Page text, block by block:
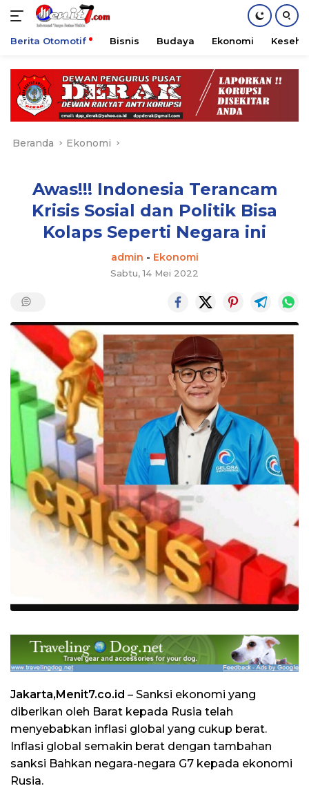
konten
Berita Otomotif Bisnis Budaya Ekonomi
Beranda Ekonomi
Awas!!! Indonesia Terancam
Krisis Sosial dan Politik Bisa
Kolaps Seperti Negara ini
admin - Ekonomi
Sabtu, 14 Mei 2022
Jakarta,Menit7.co.id – Sanksi ekonomi yang
diberikan oleh Barat kepada Rusia telah
menyebabkan inflasi global yang cukup berat.
Inflasi global semakin berat dengan tambahan
sanksi Bahkan negara-negara G7 kepada ekonomi
Rusia.